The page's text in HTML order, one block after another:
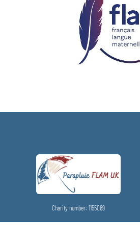
Charity number: 1155089